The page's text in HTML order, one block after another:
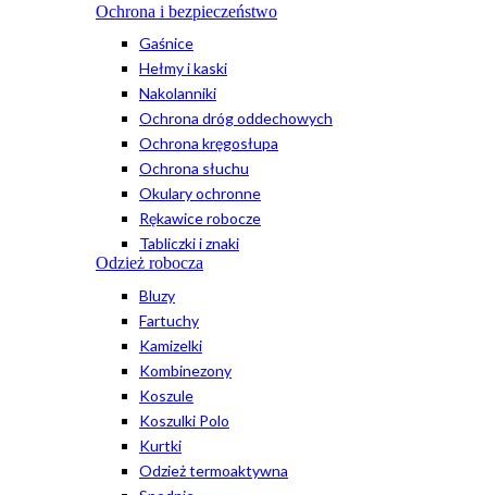
Ochrona i bezpieczeństwo
Gaśnice
Hełmy i kaski
Nakolanniki
Ochrona dróg oddechowych
Ochrona kręgosłupa
Ochrona słuchu
Okulary ochronne
Rękawice robocze
Tabliczki i znaki
Odzież robocza
Bluzy
Fartuchy
Kamizelki
Kombinezony
Koszule
Koszulki Polo
Kurtki
Odzież termoaktywna